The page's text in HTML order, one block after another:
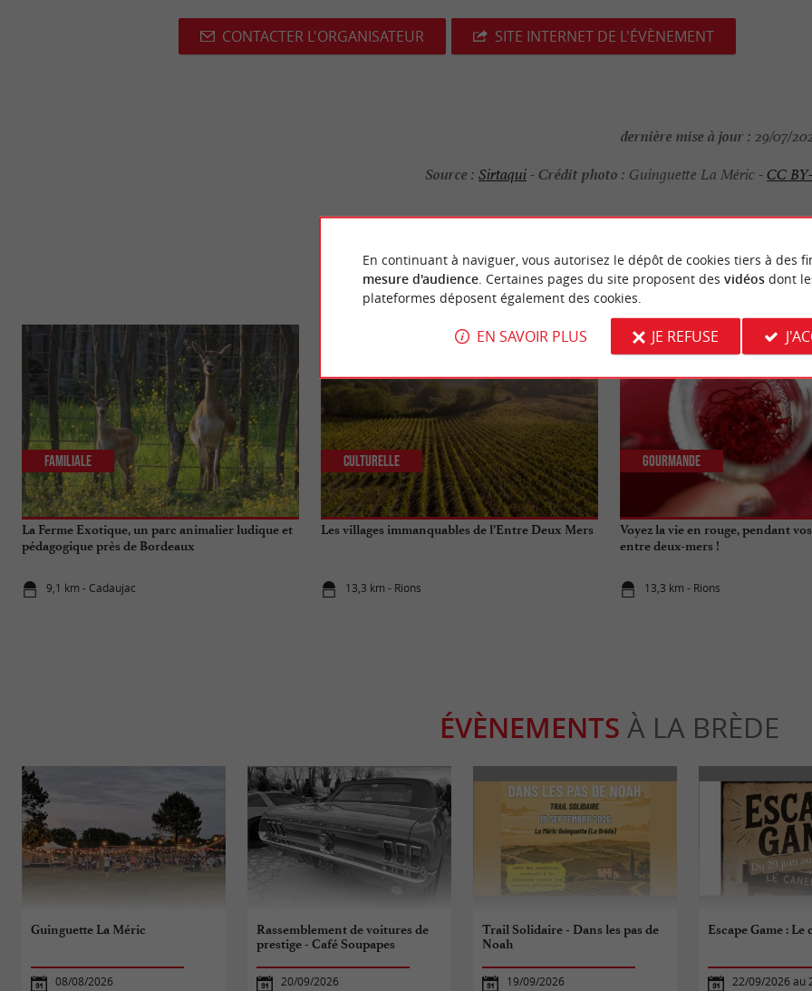
CONTACTER L'ORGANISATEUR SITE INTERNET DE L'ÉVÈNEMENT
dernière mise à jour : 29/07/
Source : Sirtaqui-Crédit photo : Guinguette La Méric -CC
NOUS AVONS TESTÉPOUR
La Ferme Exotique, un parc animalier ludique et
pédagogique près de Bordeaux
9,1 km - Cadaujac
Familiale
Les villages immanquables de l’Entre Deux Mers
13,3 km - Rions
Culturelle
Voyez la vie en rouge, pendant
entre deux-mers !
13,3 km - Rions
Gourmande
ÉVÈNEMENTS À LA BRÈDE
Guinguette La Méric
08/08/2026
Rassemblement de voitures de
prestige - Café Soupapes
20/09/2026
Trail Solidaire - Dans les pas de
Noah
19/09/2026
Escape Game :
22/09/2026 au
En continuant à naviguer, vous autorisez le dépôt de cookies tiers à des
mesure d'audience. Certaines pages du site proposent des vidéosdont
plateformes déposent également des cookies.
EN SAVOIR PLUS JE REFUSE